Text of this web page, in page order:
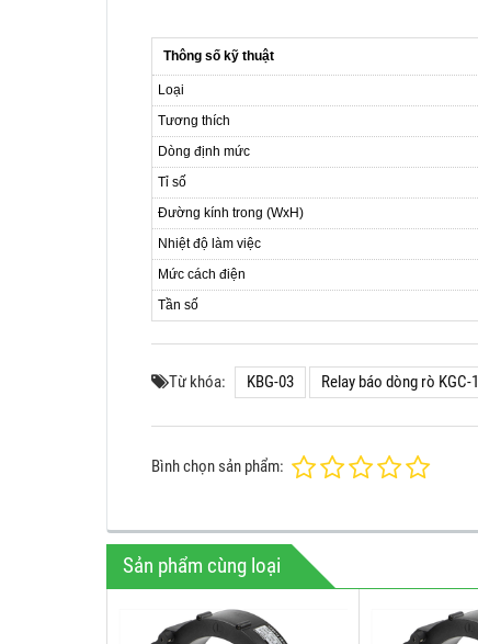
Thông số kỹ thuật
Loại
Tương thích
Dòng định mức
Tỉ số
Đường kính trong (WxH)
Nhiệt độ làm việc
Mức cách điện
Tần số
Từ khóa: KBG-03 Relay báo dòng rò KGC-
Bình chọn sản phẩm:
Sản phẩm cùng loại